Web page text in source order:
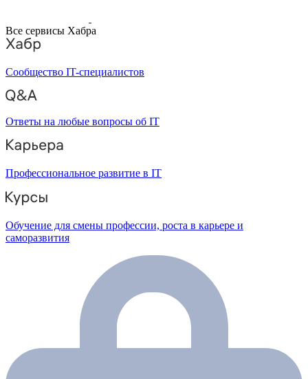
Все сервисы Хабра
Сообщество IT-специалистов
Ответы на любые вопросы об IT
Профессиональное развитие в IT
Обучение для смены профессии, роста в карьере и
саморазвития